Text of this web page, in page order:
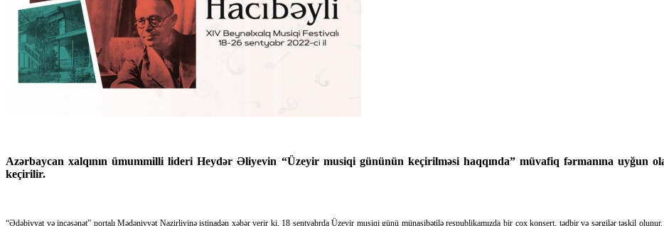
Azərbaycan xalqının ümummilli lideri Heydər Əliyevin “Üzeyir musiqi gününün keçirilməsi haqqında” müvafiq fərmanına uyğun
keçirilir.
“Ədəbiyyat və incəsənət” portalı Mədəniyyət Nazirliyinə istinadən xəbər verir ki, 18 sentyabrda Üzeyir musiqi günü münasibətilə respublikamızda bir çox konsert, tədbir və sərgilər təşkil